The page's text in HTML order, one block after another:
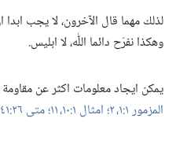
لذلك مهما قال الآخرون،‏ لا يجب ابدا
وهكذا نفرّح دائما اللّٰه،‏ لا ابليس.‏
يمكن ايجاد معلومات اكثر عن
المزمور ١:‏​١،‏ ٢؛‏
امثال ١:‏​١٠،‏ ١١؛‏ متى ٢٦:‏٤١